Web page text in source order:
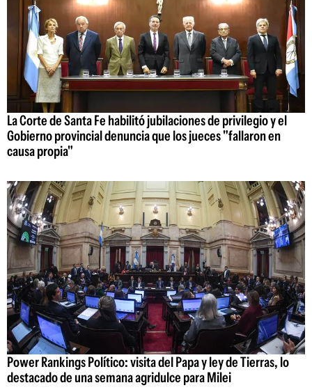
La Corte de Santa Fe habilitó jubilaciones de privilegio y el
Gobierno provincial denuncia que los jueces "fallaron en
causa propia"
Power Rankings Político: visita del Papa y ley de Tierras, lo
destacado de una semana agridulce para Milei